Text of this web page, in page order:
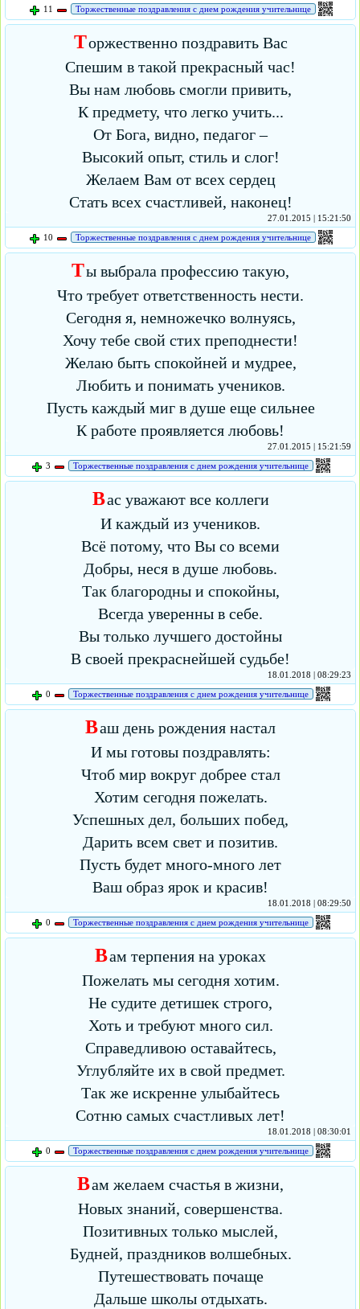
11
Торжественные поздравления с днем рождения учительнице
Торжественно поздравить Вас
Спешим в такой прекрасный час!
Вы нам любовь смогли привить,
К предмету, что легко учить...
От Бога, видно, педагог –
Высокий опыт, стиль и слог!
Желаем Вам от всех сердец
Стать всех счастливей, наконец!
27.01.2015 | 15:21:50
10
Торжественные поздравления с днем рождения учительнице
Ты выбрала профессию такую,
Что требует ответственность нести.
Сегодня я, немножечко волнуясь,
Хочу тебе свой стих преподнести!
Желаю быть спокойней и мудрее,
Любить и понимать учеников.
Пусть каждый миг в душе еще сильнее
К работе проявляется любовь!
27.01.2015 | 15:21:59
3
Торжественные поздравления с днем рождения учительнице
Вас уважают все коллеги
И каждый из учеников.
Всё потому, что Вы со всеми
Добры, неся в душе любовь.
Так благородны и спокойны,
Всегда уверенны в себе.
Вы только лучшего достойны
В своей прекраснейшей судьбе!
18.01.2018 | 08:29:23
0
Торжественные поздравления с днем рождения учительнице
Ваш день рождения настал
И мы готовы поздравлять:
Чтоб мир вокруг добрее стал
Хотим сегодня пожелать.
Успешных дел, больших побед,
Дарить всем свет и позитив.
Пусть будет много-много лет
Ваш образ ярок и красив!
18.01.2018 | 08:29:50
0
Торжественные поздравления с днем рождения учительнице
Вам терпения на уроках
Пожелать мы сегодня хотим.
Не судите детишек строго,
Хоть и требуют много сил.
Справедливою оставайтесь,
Углубляйте их в свой предмет.
Так же искренне улыбайтесь
Сотню самых счастливых лет!
18.01.2018 | 08:30:01
0
Торжественные поздравления с днем рождения учительнице
Вам желаем счастья в жизни,
Новых знаний, совершенства.
Позитивных только мыслей,
Будней, праздников волшебных.
Путешествовать почаще
Дальше школы отдыхать.